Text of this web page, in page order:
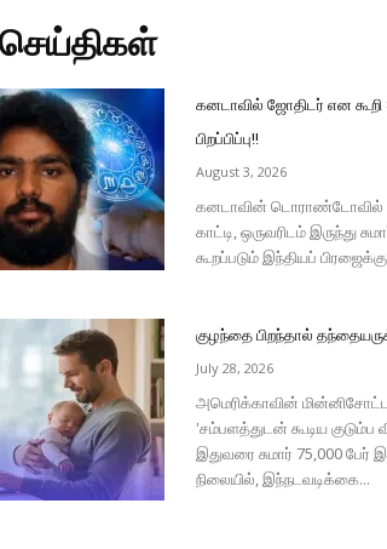
கனடாவில் ஜோதிடர் என கூறி
பிறப்பிப்பு!!
August 3, 2026
கனடாவின் டொராண்டோவில்
காட்டி, ஒருவரிடம் இருந்து
கூறப்படும் இந்தியப் பிரஜைக்கு
குழந்தை பிறந்தால்
July 28, 2026
அமெரிக்காவின்
'சம்பளத்துடன் கூடிய குடும்ப
இதுவரை சுமார் 75,000
நிலையில், இந்நடவடிக்கை...